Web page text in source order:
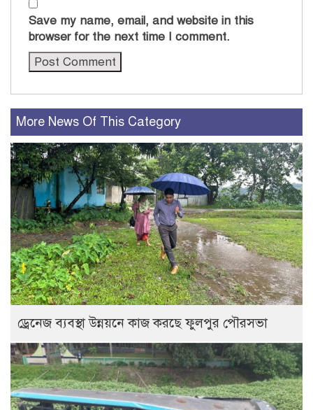
Save my name, email, and website in this
browser for the next time I comment.
More News Of This Category
ড্রেনেজ ব্যবস্থা উন্নয়নে কাজ করছে ফুলপুর পৌরসভা